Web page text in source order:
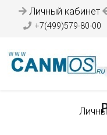
Личный кабинет
+7(499)579-80-00